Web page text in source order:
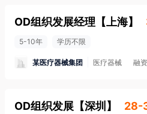
OD组织发展经理 【 上海】
5-10年 学历不限
某医疗器械集团 医疗器械 融
OD组织发展 【深圳 】 28-